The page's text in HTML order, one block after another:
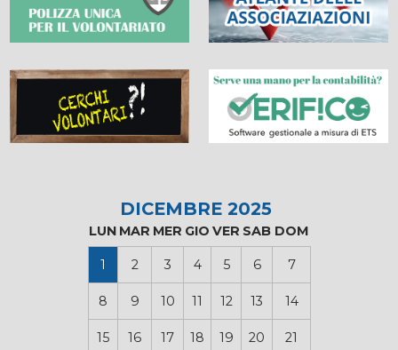
DICEMBRE 2025
LUN MAR MER GIO VER SAB DOM
1 2 3 4 5 6 7
8 9 10 11 12 13 14
15 16 17 18 19 20 21